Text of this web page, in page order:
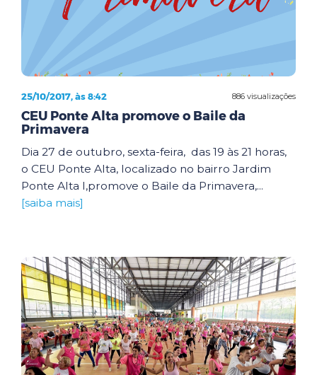
886 visualizações
25/10/2017, às 8:42
CEU Ponte Alta promove o Baile da
Primavera
Dia 27 de outubro, sexta-feira, das 19 às 21 horas,
o CEU Ponte Alta, localizado no bairro Jardim
Ponte Alta I,promove o Baile da Primavera,...
[saiba mais]